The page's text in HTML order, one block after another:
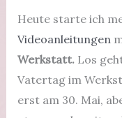
Heute starte ich
Videoanleitungen
Werkstatt. Los
Vatertag im
erst am 30. Mai,